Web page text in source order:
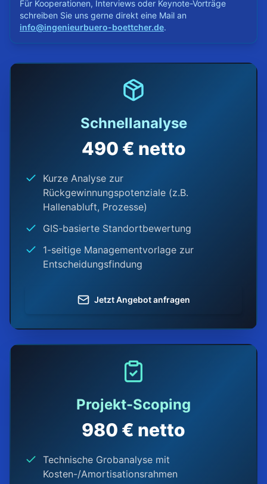
Für Kooperationen, Interviews oder Keynote-Vorträge
schreiben Sie uns gerne direkt eine Mail an
info@ingenieurbuero-boettcher.de.
Schnellanalyse
490 € netto
Kurze Analyse zur
Rückgewinnungspotenziale (z.B.
Hallenabluft, Prozesse)
GIS-basierte Standortbewertung
1-seitige Managementvorlage zur
Entscheidungsfindung
Jetzt Angebot anfragen
Projekt-Scoping
980 € netto
Technische Grobanalyse mit
Kosten-/Amortisationsrahmen